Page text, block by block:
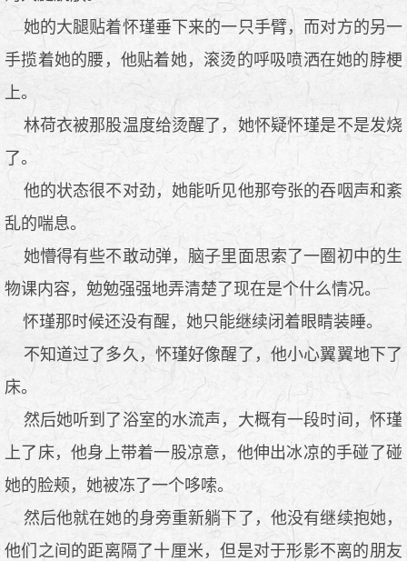
她的大腿贴着怀瑾垂下来的一只手臂，而对方的另一
手揽着她的腰，他贴着她，滚烫的呼吸喷洒在她的脖梗
上。
林荷衣被那股温度给烫醒了，她怀疑怀瑾是不是发烧
了。
他的状态很不对劲，她能听见他那夸张的吞咽声和紊
乱的喘息。
她懵得有些不敢动弹，脑子里面思索了一圈初中的生
物课内容，勉勉强强地弄清楚了现在是个什么情况。
怀瑾那时候还没有醒，她只能继续闭着眼睛装睡。
不知道过了多久，怀瑾好像醒了，他小心翼翼地下了
床。
然后她听到了浴室的水流声，大概有一段时间，怀瑾
上了床，他身上带着一股凉意，他伸出冰凉的手碰了碰
她的脸颊，她被冻了一个哆嗦。
然后他就在她的身旁重新躺下了，他没有继续抱她，
他们之间的距离隔了十厘米，但是对于形影不离的朋友